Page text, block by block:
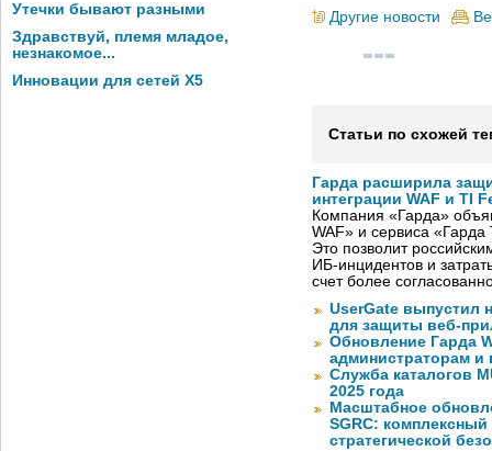
Утечки бывают разными
Здравствуй, племя младое,
незнакомое...
Инновации для сетей X5
Другие новости
Статьи по схожей
Гарда расширила
интеграции WAF и TI
Компания «Гарда»
WAF» и сервиса
Это позволит
ИБ-инцидентов и
счет более
UserGate выпустил
для защиты веб-
Обновление Гарда
администраторам и
Служба каталогов
2025 года
Масштабное
SGRC:
стратегической